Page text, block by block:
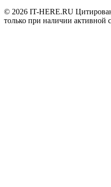
© 2026 IT-HERE.RU
только при наличии